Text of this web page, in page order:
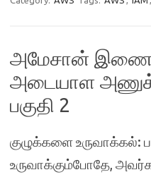
அமேசான்
அடையாள
பகுதி 2
குழுக்களை
உருவாக்கும்போதே,